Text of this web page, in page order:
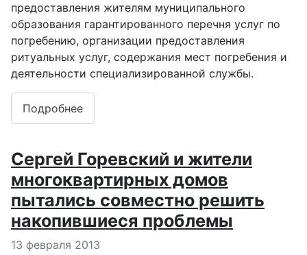
предоставления жителям муниципального
образования гарантированного перечня услуг по
погребению, организации предоставления
ритуальных услуг, содержания мест погребения и
деятельности специализированной службы.
Подробнее
Сергей Горевский и жители
многоквартирных домов
пытались совместно решить
накопившиеся проблемы
Информация о материале
13 февраля 2013